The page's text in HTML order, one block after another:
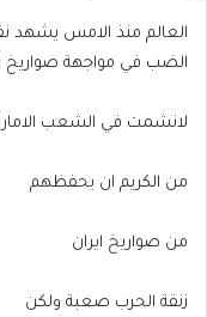
العالم منذ الامس يشهد
الضب في مواجهة صواريخ
لانشمت في الشعب
من الكريم ان يحفظهم
من صواريخ ايران
زنقة الحرب صعبة ولكن